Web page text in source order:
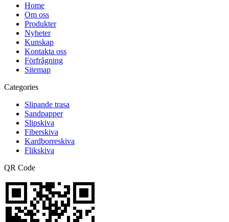
Home
Om oss
Produkter
Nyheter
Kunskap
Kontakta oss
Förfrågning
Sitemap
Categories
Slipande trasa
Sandpapper
Slipskiva
Fiberskiva
Kardborreskiva
Flikskiva
QR Code